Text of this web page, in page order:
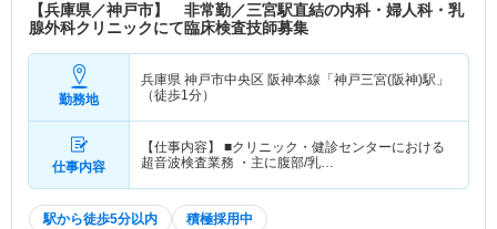
【兵庫県／神戸市】 非常勤／三宮駅直結の内科・婦人科・乳
腺外科クリニックにて臨床検査技師募集
勤務地
兵庫県 神戸市中央区 阪神本線「神戸三宮(阪神)駅」
（徒歩1分）
仕事内容
【仕事内容】 ■クリニック・健診センターにおける
超音波検査業務 ・主に腹部/乳…
駅から徒歩5分以内 積極採用中